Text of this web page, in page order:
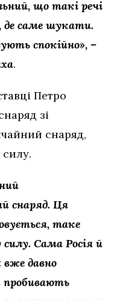
що такі речі
де саме шукати.
спокійно», –
.
Петро
зі
снаряд,
снаряд. Ця
таке
силу. Сама Росія й
вже давно
пробивають